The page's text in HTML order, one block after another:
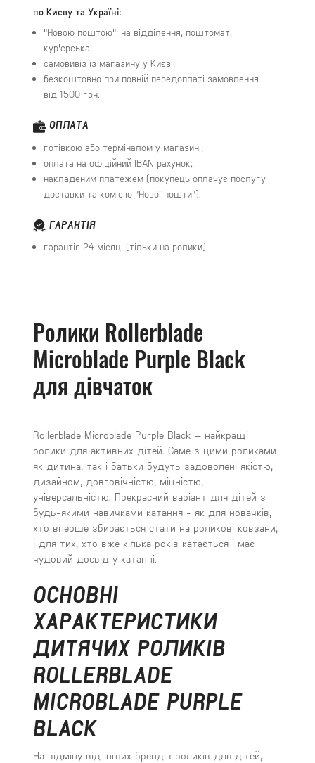
по Києву та Україні:
"Новою поштою": на відділення, поштомат,
кур'єрська;
самовивіз із магазину у Києві;
безкоштовно при повній передоплаті замовлення
від 1500 грн.
ОПЛАТА
готівкою або терміналом у магазині;
оплата на офіційний IBAN рахунок;
накладеним платежем (покупець оплачує послугу
доставки та комісію "Нової пошти").
ГАРАНТІЯ
гарантія 24 місяці (тільки на ролики).
Ролики Rollerblade
Microblade Purple Black
для дівчаток
Rollerblade Microblade Purple Black – найкращі
ролики для активних дітей. Саме з цими роликами
як дитина, так і батьки будуть задоволені якістю,
дизайном, довговічністю, міцністю,
універсальністю. Прекрасний варіант для дітей з
будь-якими навичками катання - як для новачків,
хто вперше збирається стати на роликові ковзани,
і для тих, хто вже кілька років катається і має
чудовий досвід у катанні.
ОСНОВНІ
ХАРАКТЕРИСТИКИ
ДИТЯЧИХ РОЛИКІВ
ROLLERBLADE
MICROBLADE PURPLE
BLACK
На відміну від інших брендів роликів для дітей,